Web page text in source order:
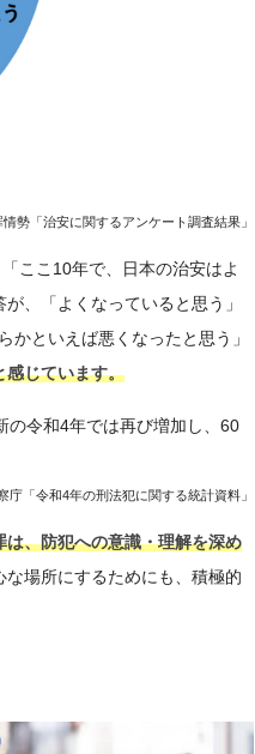
情勢 「治安に関するアンケート調査結果」
ここ10年で、日本の治安はよ
、「よくなっていると思う」
といえば悪くなったと思う」
感じています。
の令和4年では再び増加し、60
庁「令和4年の刑法犯に関する統計資料」
は、防犯への意識・理解を深め
場所にするためにも、積極的